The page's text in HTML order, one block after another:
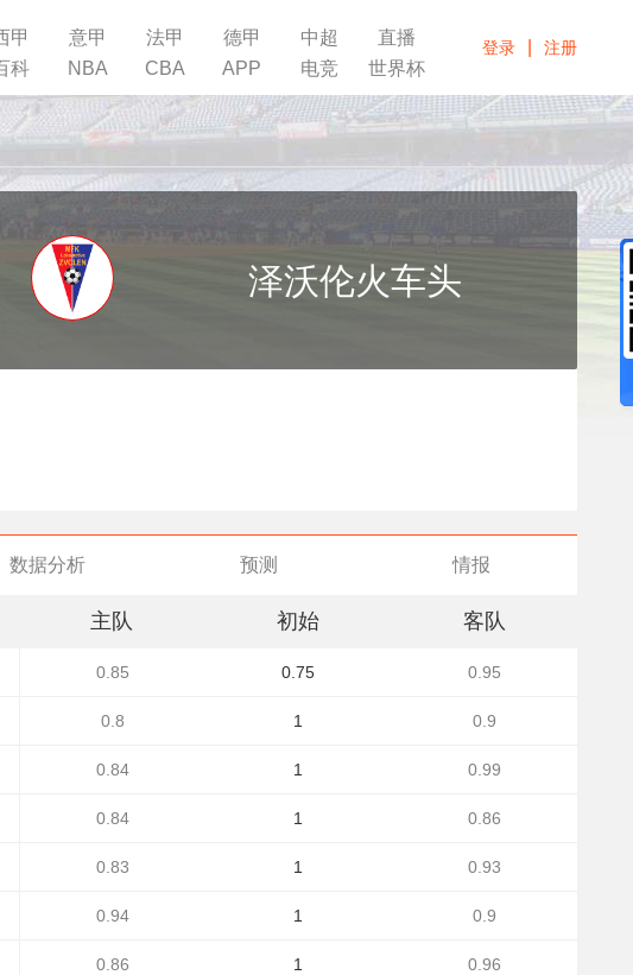
甲 意甲 法甲 德甲 中超
直播
科 NBA CBA APP 电竞 世界杯
登录 注册
泽沃伦火车头
数据分析 预测 情报
主队 初始 客队
0.85 0.75 0.95
0.8 1 0.9
0.84 1 0.99
0.84 1 0.86
0.83 1 0.93
0.94 1 0.9
0.86 1 0.96